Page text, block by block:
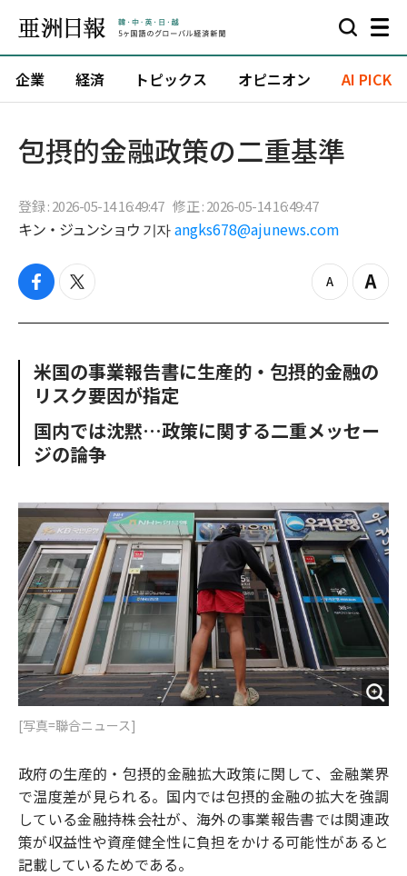
企業 経済 トピックス オピニオン AI PICK
包摂的金融政策の二重基準
登録 : 2026-05-14 16:49:47 修正 : 2026-05-14 16:49:47
キン・ジュンショウ 기자 angks678@ajunews.com
f
c
o
o
k
t
i
e
r
z
o
u
Z
o
n
米国の事業報告書に生産的・包摂的金融の
リスク要因が指定
国内では沈黙…政策に関する二重メッセー
ジの論争
[写真=聯合ニュース]
政府の生産的・包摂的金融拡大政策に関して、金融業界
で温度差が見られる。国内では包摂的金融の拡大を強調
している金融持株会社が、海外の事業報告書では関連政
策が収益性や資産健全性に負担をかける可能性があると
記載しているためである。